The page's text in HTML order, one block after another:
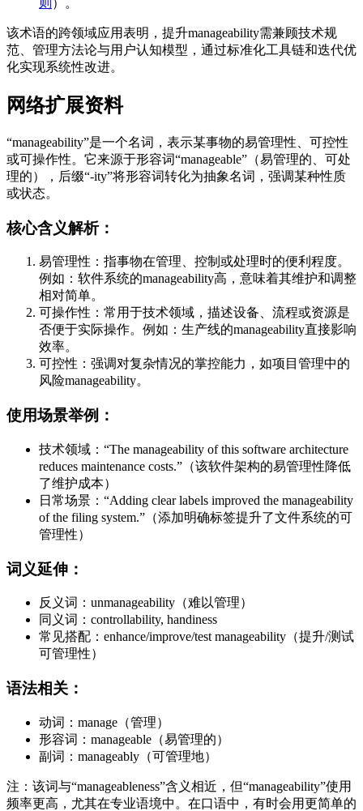
则 ）。
该术语的跨领域应用表明，提升manageability需兼顾技术规
范、管理方法论与用户认知模型，通过标准化工具链和迭代优
化实现系统性改进。
网络扩展资料
“manageability”是一个名词，表示某事物的易管理性、可控性
或可操作性。它来源于形容词“manageable”（易管理的、可处
理的），后缀“-ity”将形容词转化为抽象名词，强调某种性质
或状态。
核心含义解析：
易管理性：指事物在管理、控制或处理时的便利程度。
例如：软件系统的manageability高，意味着其维护和调整
相对简单。
可操作性：常用于技术领域，描述设备、流程或资源是
否便于实际操作。例如：生产线的manageability直接影响
效率。
可控性：强调对复杂情况的掌控能力，如项目管理中的
风险manageability。
使用场景举例：
技术领域：“The manageability of this software architecture
reduces maintenance costs.”（该软件架构的易管理性降低
了维护成本）
日常场景：“Adding clear labels improved the manageability
of the filing system.”（添加明确标签提升了文件系统的可
管理性）
词义延伸：
反义词：unmanageability（难以管理）
同义词：controllability, handiness
常见搭配：enhance/improve/test manageability（提升/测试
可管理性）
语法相关：
动词：manage（管理）
形容词：manageable（易管理的）
副词：manageably（可管理地）
注：该词与“manageableness”含义相近，但“manageability”使用
频率更高，尤其在专业语境中。在口语中，有时会用更简单的